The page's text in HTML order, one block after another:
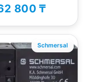
T800 ₸
Schmersal